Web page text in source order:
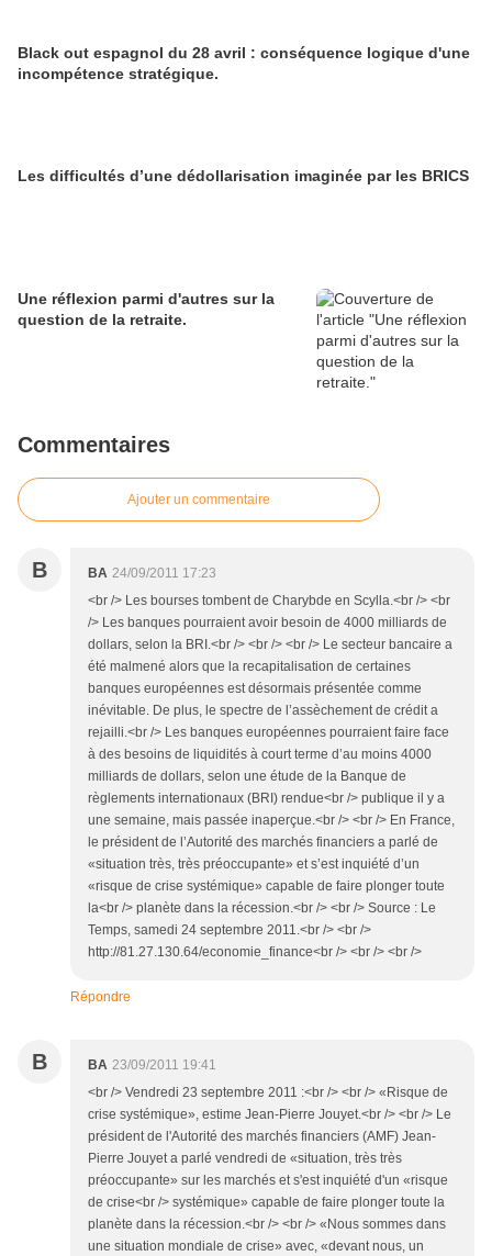
Black out espagnol du 28 avril : conséquence logique d'une
incompétence stratégique.
Les difficultés d’une dédollarisation imaginée par les BRICS
Une réflexion parmi d'autres sur la
question de la retraite.
Commentaires
Ajouter un commentaire
B BA 24/09/2011 17:23
<br /> Les bourses tombent de Charybde en Scylla.<br /> <br
/> Les banques pourraient avoir besoin de 4000 milliards de
dollars, selon la BRI.<br /> <br /> <br /> Le secteur bancaire a
été malmené alors que la recapitalisation de certaines
banques européennes est désormais présentée comme
inévitable. De plus, le spectre de l’assèchement de crédit a
rejailli.<br /> Les banques européennes pourraient faire face
à des besoins de liquidités à court terme d’au moins 4000
milliards de dollars, selon une étude de la Banque de
règlements internationaux (BRI) rendue<br /> publique il y a
une semaine, mais passée inaperçue.<br /> <br /> En France,
le président de l’Autorité des marchés financiers a parlé de
«situation très, très préoccupante» et s’est inquiété d’un
«risque de crise systémique» ­capable de faire plonger toute
la<br /> ­planète dans la récession.<br /> <br /> Source : Le
Temps, samedi 24 septembre 2011.<br /> <br />
http://81.27.130.64/economie_finance<br /> <br /> <br />
Répondre
B BA 23/09/2011 19:41
<br /> Vendredi 23 septembre 2011 :<br /> <br /> «Risque de
crise systémique», estime Jean-Pierre Jouyet.<br /> <br /> Le
président de l'Autorité des marchés financiers (AMF) Jean-
Pierre Jouyet a parlé vendredi de «situation, très très
préoccupante» sur les marchés et s'est inquiété d'un «risque
de crise<br /> systémique» capable de faire plonger toute la
planète dans la récession.<br /> <br /> «Nous sommes dans
une situation mondiale de crise» avec, «devant nous, un